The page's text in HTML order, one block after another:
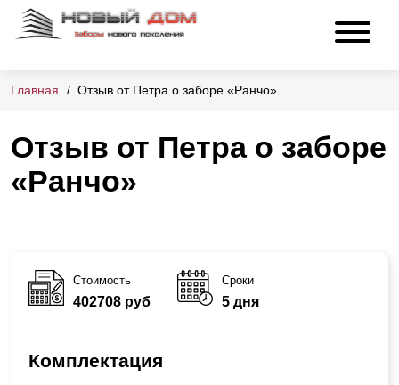
Главная Отзыв от Петра о заборе «Ранчо»
Отзыв от Петра о заборе
«Ранчо»
Стоимость
402708 руб
Сроки
5 дня
Комплектация